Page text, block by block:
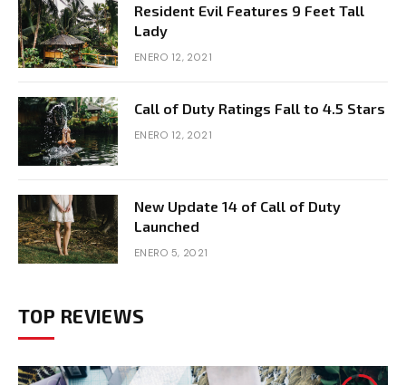
Resident Evil Features 9 Feet Tall
Lady
ENERO 12, 2021
Call of Duty Ratings Fall to 4.5 Stars
ENERO 12, 2021
New Update 14 of Call of Duty
Launched
ENERO 5, 2021
TOP REVIEWS